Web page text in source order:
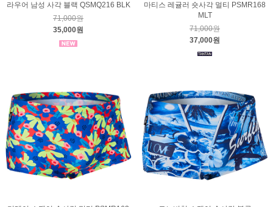
라우어 남성 사각 블랙 QSMQ216 BLK
71,000원
35,000원
마티스 레귤러 숏사각 멀티 PSMR168
MLT
71,000원
37,000원